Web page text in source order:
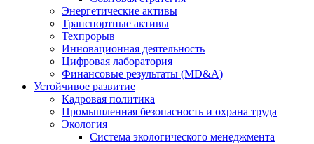
Энергетические активы
Транспортные активы
Техпрорыв
Инновационная деятельность
Цифровая лаборатория
Финансовые результаты (MD&A)
Устойчивое развитие
Кадровая политика
Промышленная безопасность и охрана труда
Экология
Система экологического менеджмента